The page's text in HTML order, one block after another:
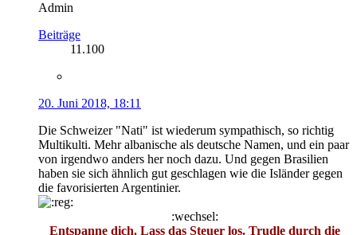
Admin
Beiträge
11.100
20. Juni 2018, 18:11
Die Schweizer "Nati" ist wiederum sympathisch, so richtig
Multikulti. Mehr albanische als deutsche Namen, und ein paar
von irgendwo anders her noch dazu. Und gegen Brasilien
haben sie sich ähnlich gut geschlagen wie die Isländer gegen
die favorisierten Argentinier.
:wechsel:
Entspanne dich. Lass das Steuer los. Trudle durch die